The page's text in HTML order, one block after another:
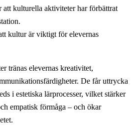
att kulturella aktiviteter har förbättrat
kultur är viktigt för elevernas
tränas elevernas kreativitet,
De får uttrycka
i estetiska lärprocesser, vilket stärker
empatisk förmåga – och ökar